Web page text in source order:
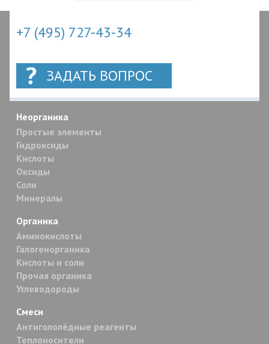
+7 (495) 727-43-34
ЗАДАТЬ ВОПРОС
Неорганика
Простые элементы
Гидроксиды
Кислоты
Оксиды
Соли
Минералы
Органика
Аминокислоты
Галогенорганика
Кислоты и соли
Прочая органика
Углеводороды
Смеси
Антигололёдные реагенты
Теплоносители